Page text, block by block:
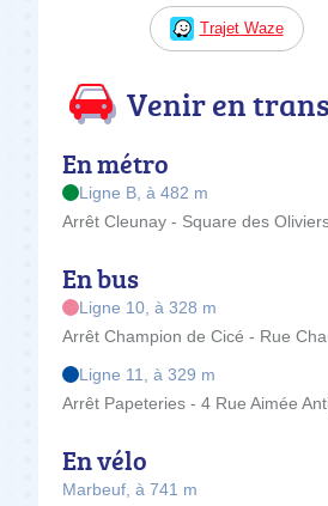
Trajet Waze
Venir en
En métro
Ligne B, à 482 m
Arrêt Cleunay - Square des
En bus
Ligne 10, à 328 m
Arrêt Champion de Cicé - Rue
Ligne 11, à 329 m
Arrêt Papeteries - 4 Rue Aimée
En vélo
Marbeuf, à 741 m